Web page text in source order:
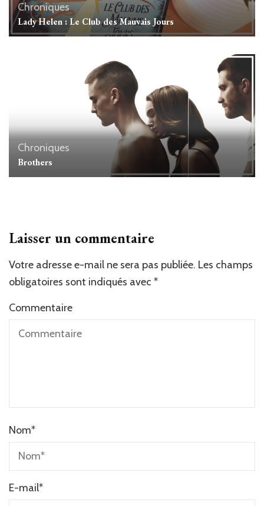
Chroniques
Lady Helen : Le Club des Mauvais Jours
Chroniques
Brothers
Laisser un commentaire
Votre adresse e-mail ne sera pas publiée. Les champs
obligatoires sont indiqués avec *
Commentaire
Nom*
E-mail*